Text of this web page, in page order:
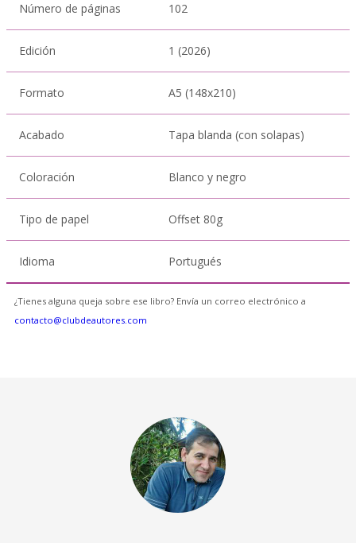
Número de páginas 102
Edición 1 (2026)
Formato A5 (148x210)
Acabado Tapa blanda (con solapas)
Coloración Blanco y negro
Tipo de papel Offset 80g
Idioma Portugués
¿Tienes alguna queja sobre ese libro? Envía un correo electrónico a
contacto@clubdeautores.com